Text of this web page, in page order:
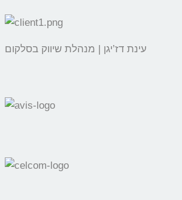
עינת דז’יגן | מנהלת שיווק בסלקום